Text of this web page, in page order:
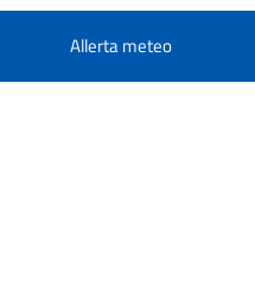
Allerta meteo